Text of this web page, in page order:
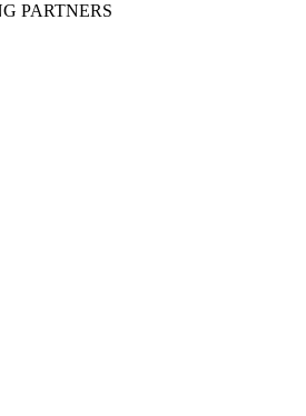
PARTNERS